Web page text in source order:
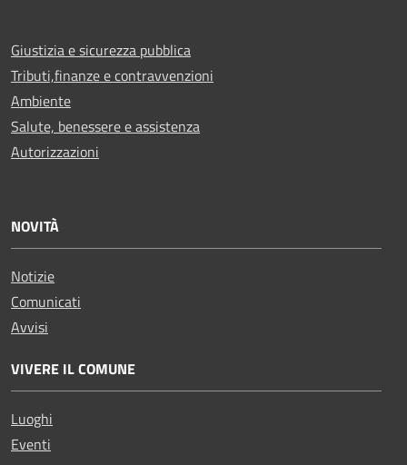
Giustizia e sicurezza pubblica
Tributi,finanze e contravvenzioni
Ambiente
Salute, benessere e assistenza
Autorizzazioni
NOVITÀ
Notizie
Comunicati
Avvisi
VIVERE IL COMUNE
Luoghi
Eventi